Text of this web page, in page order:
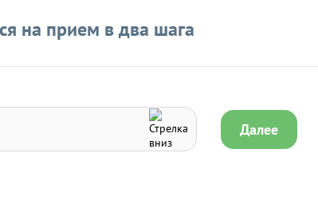
на прием в два шага
Далее